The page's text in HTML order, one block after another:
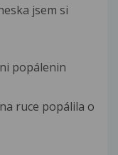
jsem si
popálenin
ruce popálila o